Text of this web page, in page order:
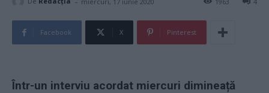
Facebook X Pinterest
Într-un interviu acordat miercuri dimineață